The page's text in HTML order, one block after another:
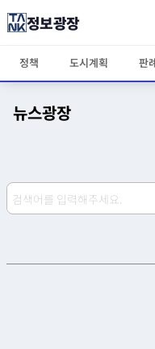
정보광장
정책 도시계획 판
뉴스광장